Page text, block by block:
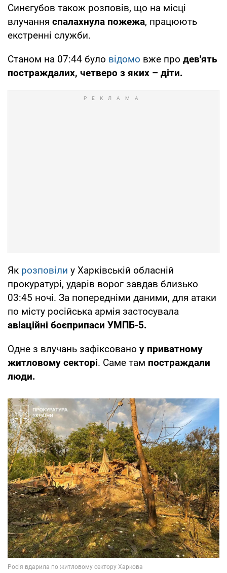
Синєгубов також розповів, що на місці
влучання спалахнула пожежа, працюють
екстренні служби.
Станом на 07:44 було відомо вже про дев'ять
постраждалих, четверо з яких – діти.
Як розповіли у Харківській обласній
прокуратурі, ударів ворог завдав близько
03:45 ночі. За попередніми даними, для атаки
по місту російська армія застосувала
авіаційні боєприпаси УМПБ-5.
Одне з влучань зафіксовано у приватному
житловому секторі. Саме там постраждали
люди.